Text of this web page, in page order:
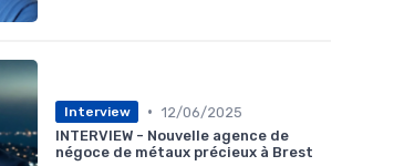
Interview • 12/06/2025
INTERVIEW - Nouvelle agence de
négoce de métaux précieux à Brest